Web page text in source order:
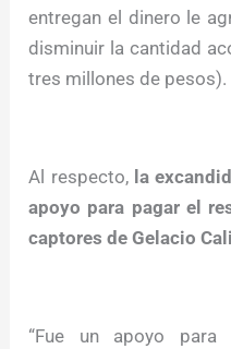
entregan el dinero le
disminuir la cantidad
tres millones de pesos).
Al respecto, la
apoyo para pagar el
captores de Gelacio
“Fue un apoyo para